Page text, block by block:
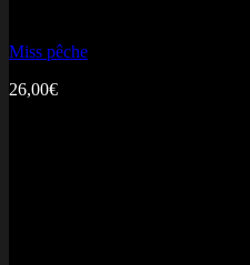
Miss pêche
26,00€